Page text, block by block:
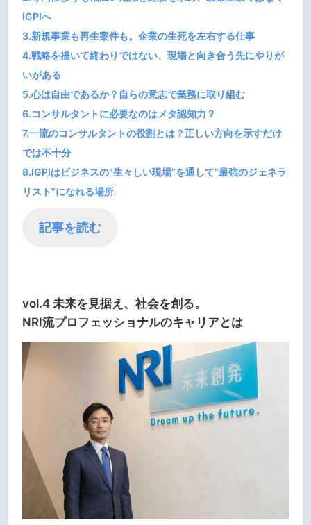
IGPIへ
3.新規事業も再生案件も。企業の生死を左右する仕事
4.戦略を描いて終わりではない、現場と向き合う先にやりが
いがある
5.心は自由であるか？自らの意志で業務に取り組む
6.コンサルタントに必要なのはメタ認知力？
7.一流のコンサルタントの役割とは？正しい方向を示すだけ
では不十分
8.IGPIはビジネスの”生々しい現場”を通して”最強のジェネラ
リスト”になれる場所
記事を読む
vol.4 未来を見据え、社会を創る。
NRI流プロフェッショナルのキャリアとは